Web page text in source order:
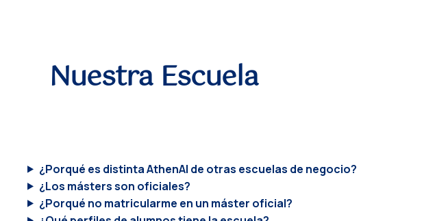
Nuestra Escuela
¿Porqué es distinta AthenAI de otras escuelas de negocio?
¿Los másters son oficiales?
¿Porqué no matricularme en un máster oficial?